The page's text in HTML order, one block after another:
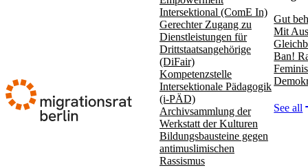
Intersektional (ComE In)
Gerechter Zugang zu
Dienstleistungen für
Drittstaatsangehörige
(DiFair)
Kompetenzstelle
Intersektionale Pädagogik
(i-PÄD)
Archivsammlung der
Werkstatt der Kulturen
Bildungsbausteine gegen
antimuslimischen
Rassismus
Gut
Mit
Ban!
See all